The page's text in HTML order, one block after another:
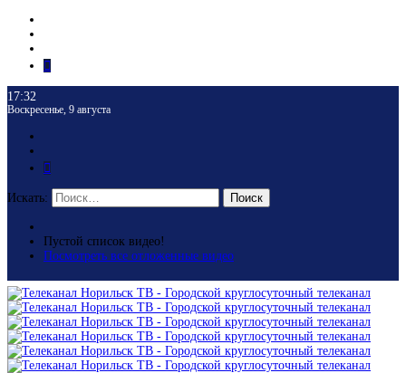
17:32
Воскресенье, 9 августа
Искать: Поиск
Пустой список видео!
Посмотреть все отложенные видео